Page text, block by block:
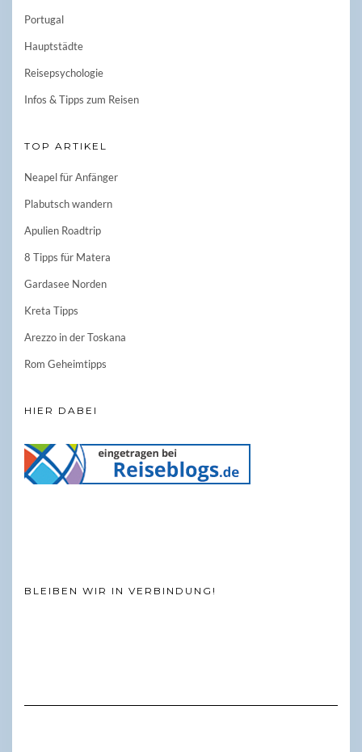
Portugal
Hauptstädte
Reisepsychologie
Infos & Tipps zum Reisen
TOP ARTIKEL
Neapel für Anfänger
Plabutsch wandern
Apulien Roadtrip
8 Tipps für Matera
Gardasee Norden
Kreta Tipps
Arezzo in der Toskana
Rom Geheimtipps
HIER DABEI
BLEIBEN WIR IN VERBINDUNG!